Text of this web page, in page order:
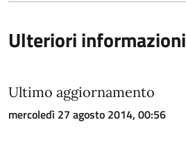
Ulteriori informazioni
Ultimo aggiornamento
mercoledì 27 agosto 2014, 00:56